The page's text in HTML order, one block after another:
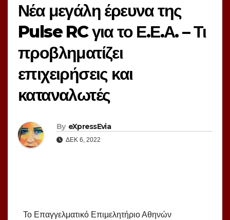
Νέα μεγάλη έρευνα της
Pulse RC για το Ε.Ε.Α. – Τι
προβληματίζει
επιχειρήσεις και
καταναλωτές
By eXpressEvia
ΔΕΚ 6, 2022
Το Επαγγελματικό Επιμελητήριο Αθηνών